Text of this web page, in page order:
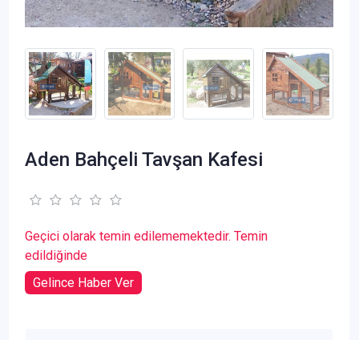
Aden Bahçeli Tavşan Kafesi
Geçici olarak temin edilememektedir. Temin
edildiğinde
Gelince Haber Ver